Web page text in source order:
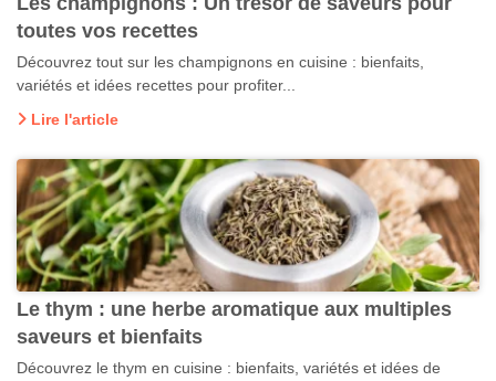
toutes vos recettes
Découvrez tout sur les champignons en cuisine : bienfaits,
variétés et idées recettes pour profiter...
Lire l'article
Le thym : une herbe aromatique aux multiples
saveurs et bienfaits
Découvrez le thym en cuisine : bienfaits, variétés et idées de